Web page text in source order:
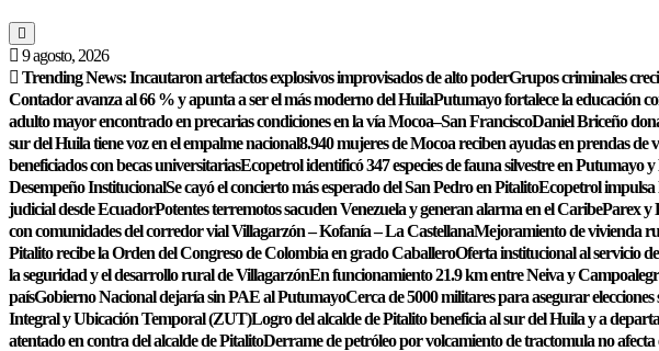
9 agosto, 2026
Trending News:Incautaron artefactos explosivos improvisados de alto poderGrupos criminales
Contador avanza al 66 % y apunta a ser el más moderno del HuilaPutumayo fortalece la educación
adulto mayor encontrado en precarias condiciones en la vía Mocoa–San FranciscoDaniel Briceño
sur del Huila tiene voz en el empalme nacional8.940 mujeres de Mocoa reciben ayudas en prendas de
beneficiados con becas universitariasEcopetrol identificó 347 especies de fauna silvestre en Putumayo
Desempeño InstitucionalSe cayó el concierto más esperado del San Pedro en PitalitoEcopetrol impulsa
judicial desde EcuadorPotentes terremotos sacuden Venezuela y generan alarma en el CaribeParex y
con comunidades del corredor vial Villagarzón – Kofanía – La CastellanaMejoramiento de vivienda
Pitalito recibe la Orden del Congreso de Colombia en grado CaballeroOferta institucional al servicio
la seguridad y el desarrollo rural de VillagarzónEn funcionamiento 21.9 km entre Neiva y
paísGobierno Nacional dejaría sin PAE al PutumayoCerca de 5000 militares para asegurar elecciones
Integral y Ubicación Temporal (ZUT)Logro del alcalde de Pitalito beneficia al sur del Huila y a
atentado en contra del alcalde de PitalitoDerrame de petróleo por volcamiento de tractomula no afecta